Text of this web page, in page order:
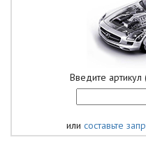
Введите
или составьте